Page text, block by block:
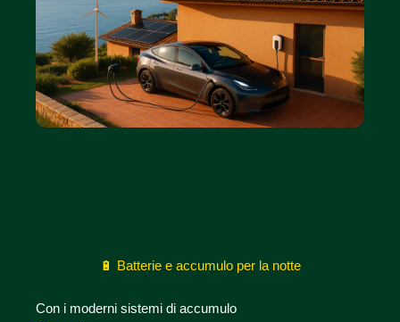
🔋 Batterie e accumulo per la notte
Con i moderni sistemi di accumulo